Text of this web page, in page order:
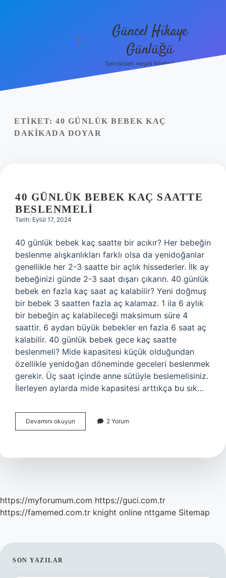
Yasal Uyarı
menüyü
Güncel Hikaye
Günlüğü
Sektörden neşeli bilgilerle tanış!
ETIKET: 40 GÜNLÜK BEBEK KAÇ
DAKIKADA DOYAR
40 GÜNLÜK BEBEK KAÇ SAATTE
BESLENMELI
Tarih: Eylül 17, 2024
40 günlük bebek kaç saatte bir acıkır? Her bebeğin
beslenme alışkanlıkları farklı olsa da yenidoğanlar
genellikle her 2-3 saatte bir açlık hissederler. İlk ay
bebeğinizi günde 2-3 saat dışarı çıkarın. 40 günlük
bebek en fazla kaç saat aç kalabilir? Yeni doğmuş
bir bebek 3 saatten fazla aç kalamaz. 1 ila 6 aylık
bir bebeğin aç kalabileceği maksimum süre 4
saattir. 6 aydan büyük bebekler en fazla 6 saat aç
kalabilir. 40 günlük bebek gece kaç saatte
beslenmeli? Mide kapasitesi küçük olduğundan
özellikle yenidoğan döneminde geceleri beslenmek
gerekir. Üç saat içinde anne sütüyle beslemelisiniz.
İlerleyen aylarda mide kapasitesi arttıkça bu sık…
Devamını okuyun
Günlük
Saatte
2 Yorum
https://myforumum.com https://guci.com.tr
https://famemed.com.tr knight online nttgame Sitemap
SIDEBAR
SON YAZILAR